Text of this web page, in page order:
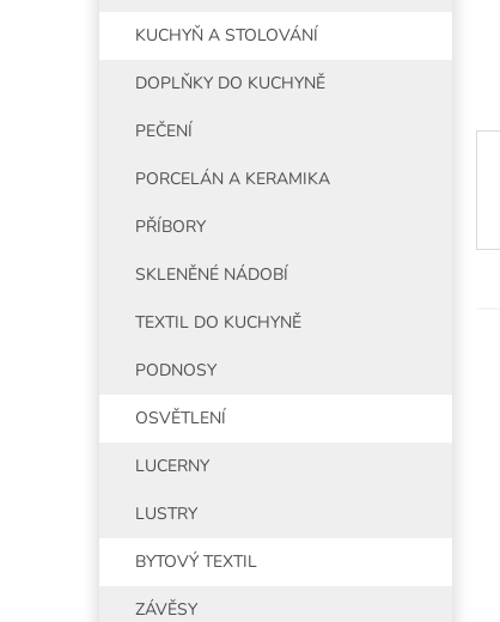
KUCHYŇ A STOLOVÁNÍ
DOPLŇKY DO KUCHYNĚ
PEČENÍ
PORCELÁN A KERAMIKA
PŘÍBORY
SKLENĚNÉ NÁDOBÍ
TEXTIL DO KUCHYNĚ
PODNOSY
OSVĚTLENÍ
LUCERNY
LUSTRY
BYTOVÝ TEXTIL
ZÁVĚSY